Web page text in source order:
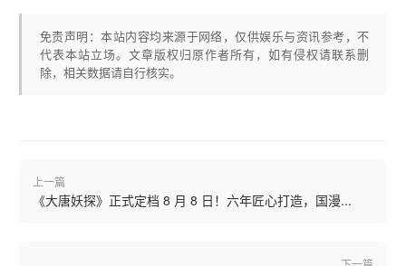
免责声明：本站内容均来源于网络，仅供娱乐与资讯参考，不
代表本站立场。文章版权归原作者所有，如有侵权请联系删
除，相关数据请自行核实。
上一篇
《大唐妖探》正式定档 8 月 8 日！六年匠心打造，国漫...